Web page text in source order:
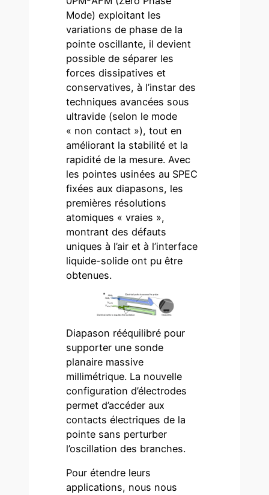
Mode) exploitant les
variations de phase de la
pointe oscillante, il devient
possible de séparer les
forces dissipatives et
conservatives, à l’instar des
techniques avancées sous
ultravide (selon le mode
« non contact »), tout en
améliorant la stabilité et la
rapidité de la mesure. Avec
les pointes usinées au SPEC
fixées aux diapasons, les
premières résolutions
atomiques « vraies »,
montrant des défauts
uniques à l’air et à l’interface
liquide-solide ont pu être
obtenues.
Diapason rééquilibré pour
supporter une sonde
planaire massive
millimétrique. La nouvelle
configuration d’électrodes
permet d’accéder aux
contacts électriques de la
pointe sans perturber
l’oscillation des branches.
Pour étendre leurs
applications, nous nous